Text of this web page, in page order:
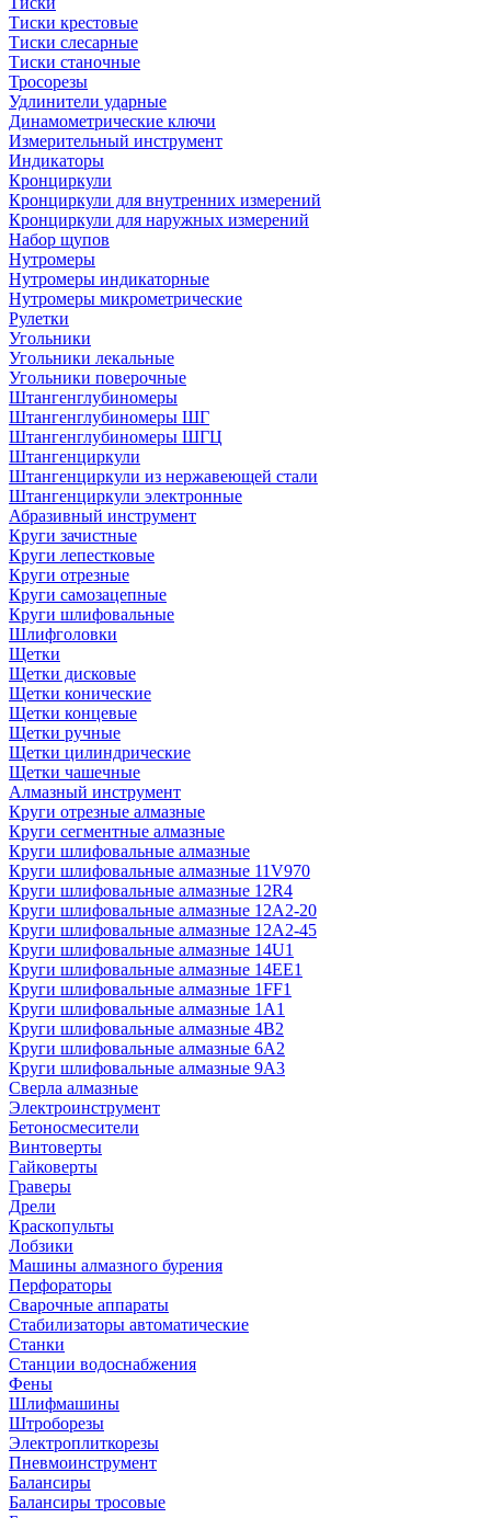
Тиски крестовые
Тиски слесарные
Тиски станочные
Тросорезы
Удлинители ударные
Динамометрические ключи
Измерительный инструмент
Индикаторы
Кронциркули
Кронциркули для внутренних измерений
Кронциркули для наружных измерений
Набор щупов
Нутромеры
Нутромеры индикаторные
Нутромеры микрометрические
Рулетки
Угольники
Угольники лекальные
Угольники поверочные
Штангенглубиномеры
Штангенглубиномеры ШГ
Штангенглубиномеры ШГЦ
Штангенциркули
Штангенциркули из нержавеющей стали
Штангенциркули электронные
Абразивный инструмент
Круги зачистные
Круги лепестковые
Круги отрезные
Круги самозацепные
Круги шлифовальные
Шлифголовки
Щетки
Щетки дисковые
Щетки конические
Щетки концевые
Щетки ручные
Щетки цилиндрические
Щетки чашечные
Алмазный инструмент
Круги отрезные алмазные
Круги сегментные алмазные
Круги шлифовальные алмазные
Круги шлифовальные алмазные 11V970
Круги шлифовальные алмазные 12R4
Круги шлифовальные алмазные 12А2-20
Круги шлифовальные алмазные 12А2-45
Круги шлифовальные алмазные 14U1
Круги шлифовальные алмазные 14ЕЕ1
Круги шлифовальные алмазные 1FF1
Круги шлифовальные алмазные 1А1
Круги шлифовальные алмазные 4В2
Круги шлифовальные алмазные 6A2
Круги шлифовальные алмазные 9А3
Сверла алмазные
Электроинструмент
Бетоносмесители
Винтоверты
Гайковерты
Граверы
Дрели
Краскопульты
Лобзики
Машины алмазного бурения
Перфораторы
Сварочные аппараты
Стабилизаторы автоматические
Станки
Станции водоснабжения
Фены
Шлифмашины
Штроборезы
Электроплиткорезы
Пневмоинструмент
Балансиры
Балансиры тросовые